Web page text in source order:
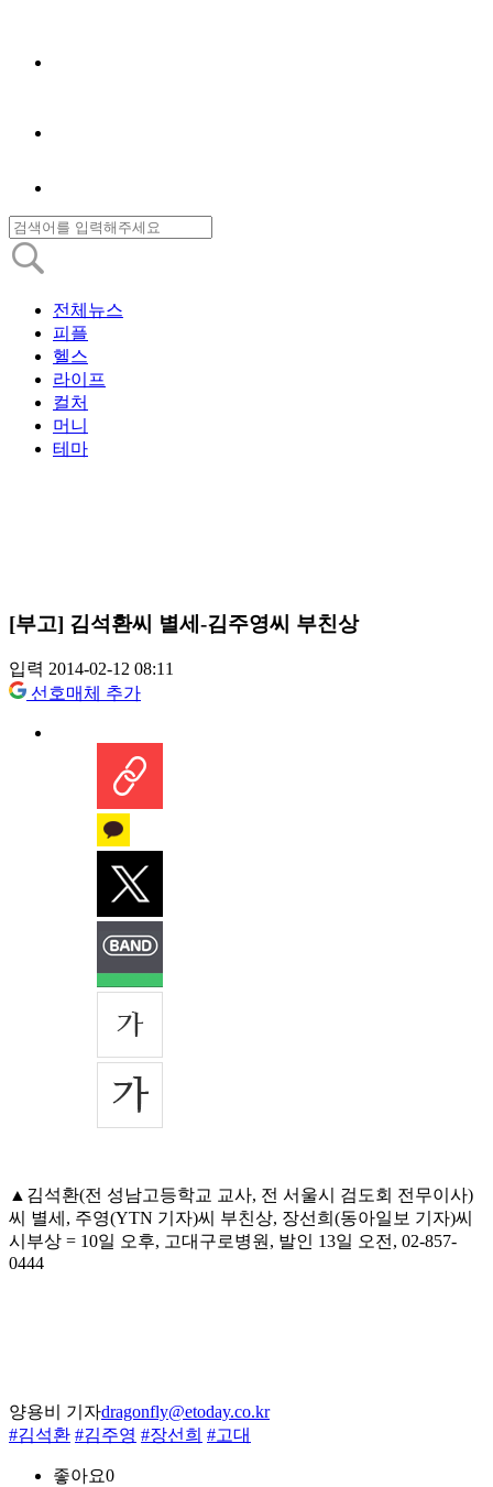
전체뉴스
피플
헬스
라이프
컬처
머니
테마
[부고] 김석환씨 별세-김주영씨 부친상
입력 2014-02-12 08:11
선호매체 추가
▲김석환(전 성남고등학교 교사, 전 서울시 검도회 전무이사)
씨 별세, 주영(YTN 기자)씨 부친상, 장선희(동아일보 기자)씨
시부상 = 10일 오후, 고대구로병원, 발인 13일 오전, 02-857-
0444
양용비 기자dragonfly@etoday.co.kr
#김석환 #김주영 #장선희 #고대
좋아요0